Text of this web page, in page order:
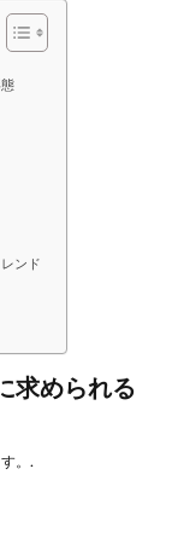
ンド
められる
。.